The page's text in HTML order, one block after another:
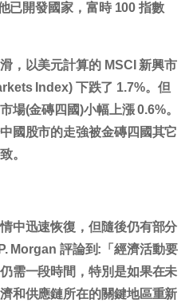
已開發國家，富時 100 指數
，以美元計算的 MSCI 新興市
Index) 下跌了 1.7%。但
場(金磚四國)小幅上漲 0.6%。
國股市的走強被金磚四國其它
。
中迅速恢復，但隨後仍有部分
Morgan 評論到:「經濟活動要
需一段時間，特別是如果在未
和供應鏈所在的關鍵地區重新